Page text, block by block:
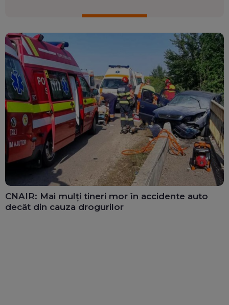
CNAIR: Mai mulți tineri mor în accidente auto
decât din cauza drogurilor